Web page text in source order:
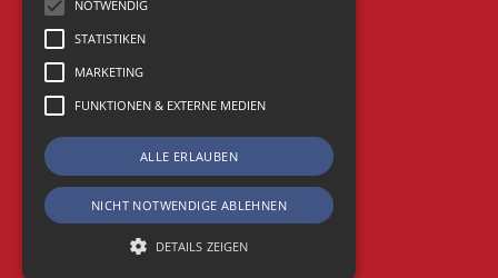
NOTWENDIG
STATISTIKEN
MARKETING
FUNKTIONEN & EXTERNE MEDIEN
ALLE ERLAUBEN
NICHT NOTWENDIGE ABLEHNEN
DETAILS ZEIGEN